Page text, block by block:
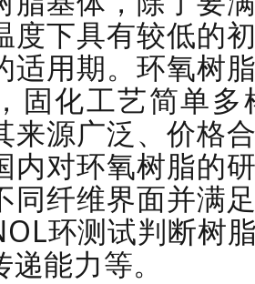
度下具有较低的
适用期。环氧树
固化工艺简单
来源广泛、价格
内对环氧树脂的
同纤维界面并满
环测试判断树
能力等。